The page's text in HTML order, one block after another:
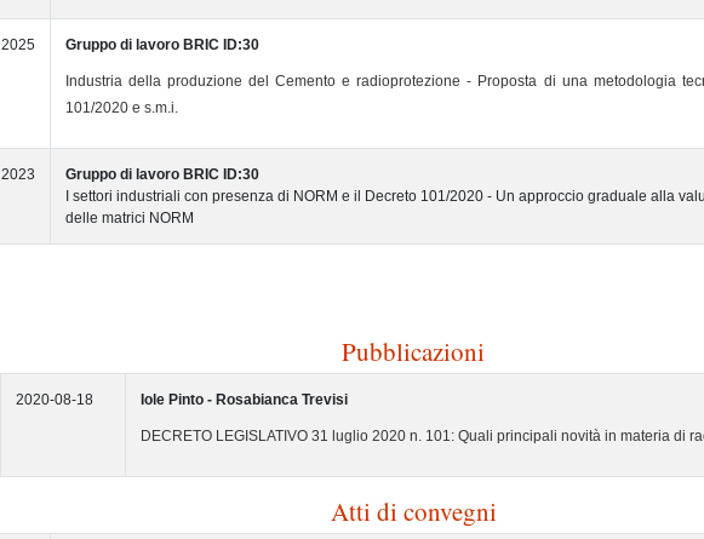
2025 Gruppo di lavoro BRIC ID:30
Industria della produzione del Cemento e radioprotezione - Proposta di una metodologia
101/2020 e s.m.i.
2023
Gruppo di lavoro BRIC ID:30
I settori industriali con presenza di NORM e il Decreto 101/2020 - Un approccio graduale alla
delle matrici NORM
Pubblicazioni
2020-08-18 Iole Pinto - Rosabianca Trevisi
DECRETO LEGISLATIVO 31 luglio 2020 n. 101: Quali principali novità in materia di
Atti di convegni